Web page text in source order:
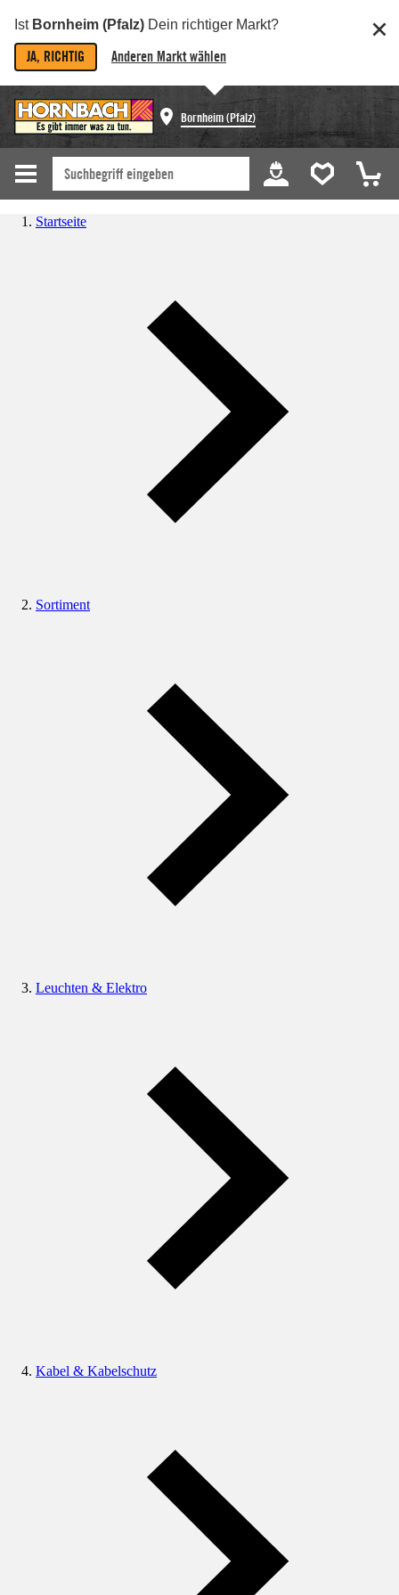
Ist Bornheim (Pfalz) Dein richtiger Markt?
JA, RICHTIG Anderen Markt wählen
Bornheim (Pfalz)
Startseite
Sortiment
Leuchten & Elektro
Kabel & Kabelschutz